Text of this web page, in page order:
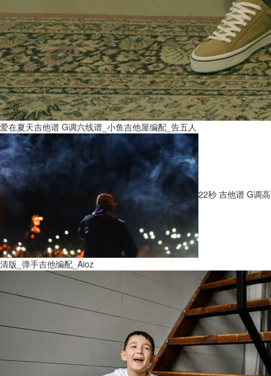
爱在夏天吉他谱 G调六线谱_小鱼吉他屋编配_告五人
22秒 吉他谱 G调高
清版_弹手吉他编配_Aioz